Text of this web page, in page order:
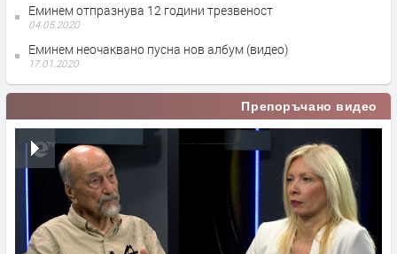
Еминем отпразнува 12 години трезвеност
04.05.2020
Еминем неочаквано пусна нов албум (видео)
17.01.2020
Препоръчано видео